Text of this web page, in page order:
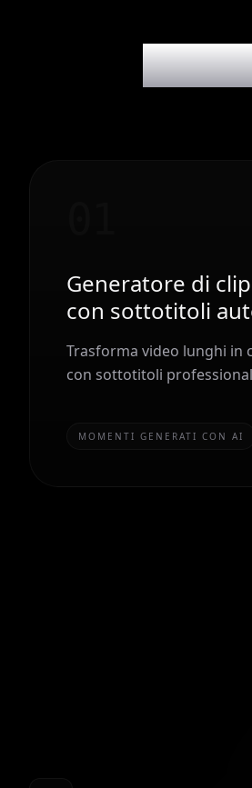
Generatore di
con sottotitoli
Trasforma video lunghi in
con sottotitoli
MOMENTI GENERATI CON AI